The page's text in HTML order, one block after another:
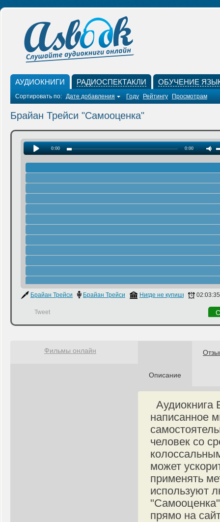
АУДИОКНИГИ РАДИОСПЕКТАКЛИ ОБУЧЕНИЕ
Сортировать по: Дате добавления Году Рейтингу Просмотрам
Брайан Трейси "Самооценка"
0:00 0:00
Брайан Трейси Брайан Трейси Нигде не купишь 02:03:35
Tweet
Описание
Аудиокнига
написанное
человек со
может
применять
используют
прямо на
Фильмы онлайн